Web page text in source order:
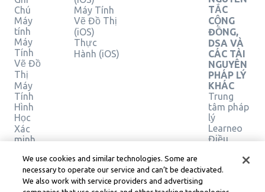
Chú
Máy
tính
Máy
Tính
Vẽ Đồ
Thị
Máy
Tính
Hình
Học
Xác
minh
pháp
Máy Tính
Vẽ Đồ Thị
(iOS)
Thực
Hành (iOS)
TẮC
CỘNG
ĐỒNG,
DSA VÀ
CÁC TÀI
NGUYÊN
PHÁP LÝ
KHÁC
Trung
tâm pháp
lý
Learneo
Điều
của
We use cookies and similar technologies. Some are
necessary to operate our service and can’t be deactivated.
We also work with service providers and advertising